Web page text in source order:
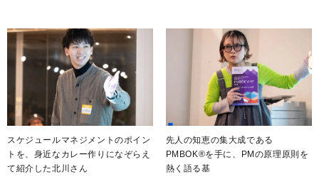
スケジュールマネジメントのポイン
トを、身近なカレー作りになぞらえ
て紹介した北川さん
先人の知恵の集大成である
PMBOK®を手に、PMの原理原則を
熱く語る基